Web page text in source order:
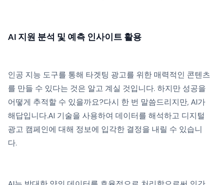
AI 지원 분석 및 예측 인사이트 활용
인공 지능 도구를 통해 타겟팅 광고를 위한 매력적인 콘텐츠
를 만들 수 있다는 것은 알고 계실 것입니다. 하지만 성공을
어떻게 추적할 수 있을까요?다시 한 번 말씀드리지만, AI가
해답입니다.AI 기술을 사용하여 데이터를 해석하고 디지털
광고 캠페인에 대해 정보에 입각한 결정을 내릴 수 있습니
다.